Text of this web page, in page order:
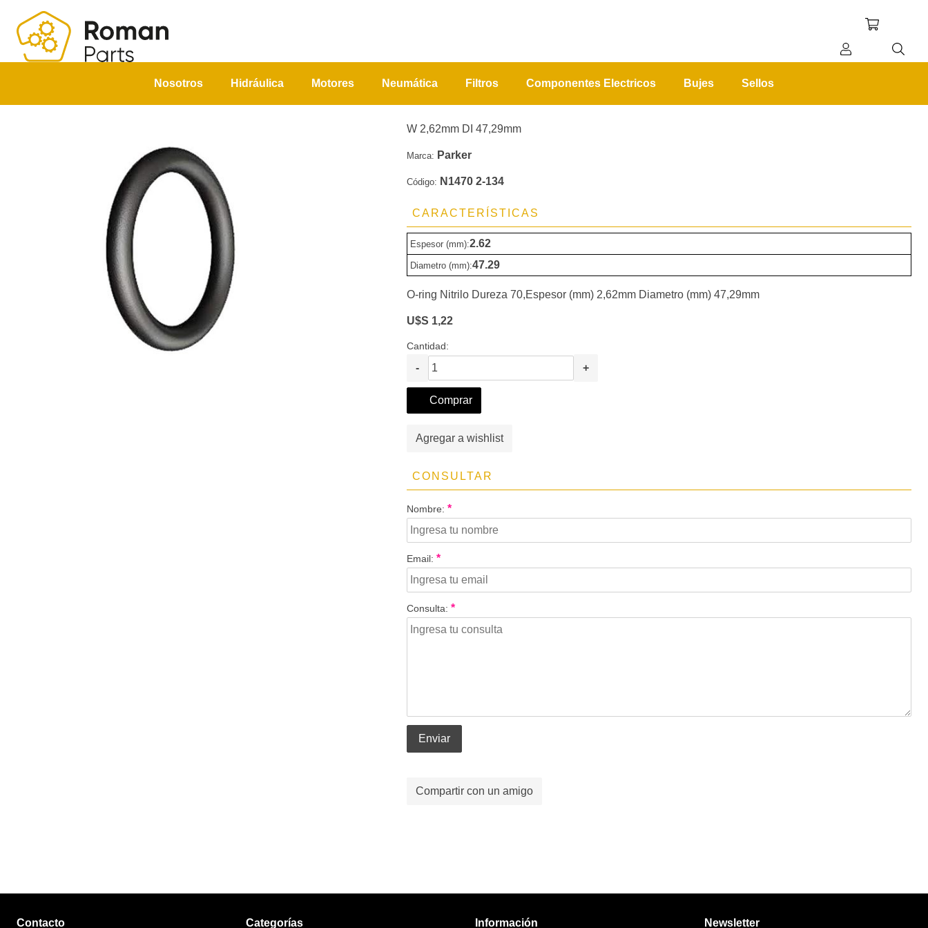
Nosotros Hidráulica Motores Neumática Filtros Componentes Electricos Bujes Sellos
W 2,62mm DI 47,29mm
Marca: Parker
Código: N1470 2-134
CARACTERÍSTICAS
Espesor (mm):2.62
Diametro (mm):47.29
O-ring Nitrilo Dureza 70,Espesor (mm) 2,62mm Diametro (mm) 47,29mm
U$S 1,22
Cantidad:
- +
Comprar
Agregar a wishlist
CONSULTAR
Nombre: *
Email: *
Consulta: *
Enviar
Compartir con un amigo
Contacto Categorías Información Newsletter